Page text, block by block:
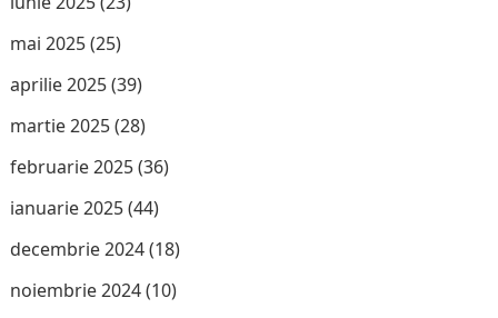
mai 2025(25)
aprilie 2025(39)
martie 2025(28)
februarie 2025(36)
ianuarie 2025(44)
decembrie 2024(18)
noiembrie 2024(10)